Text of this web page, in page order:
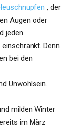
, der
Augen oder
jeden
Denn
bei den
Unwohlsein.
milden Winter
im März